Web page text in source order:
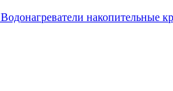
Водонагреватели накопительные